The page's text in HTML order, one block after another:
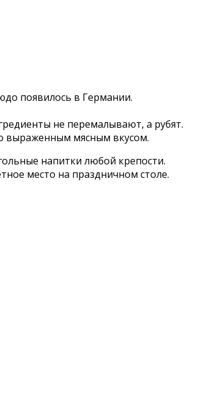
появилось в Германии.
не перемалывают, а рубят.
выраженным мясным вкусом.
напитки любой крепости.
место на праздничном столе.